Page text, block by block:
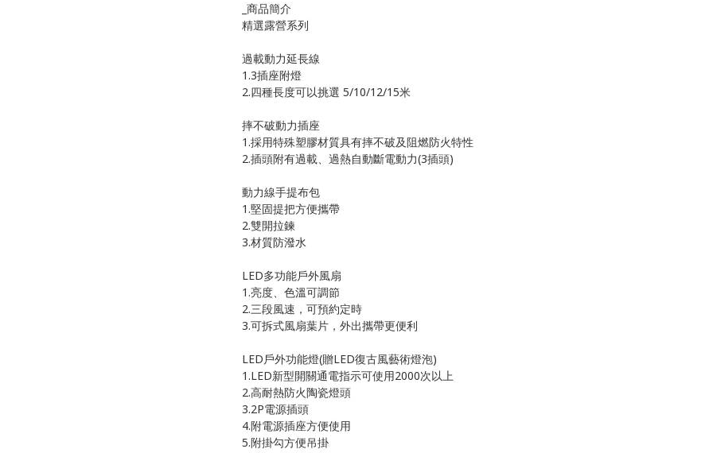
_商品簡介
精選露營系列
過載動力延長線
1.3插座附燈
2.四種長度可以挑選 5/10/12/15米
摔不破動力插座
1.採用特殊塑膠材質具有摔不破及阻燃防火特性
2.插頭附有過載、過熱自動斷電動力(3插頭)
動力線手提布包
1.堅固提把方便攜帶
2.雙開拉鍊
3.材質防潑水
LED多功能戶外風扇
1.亮度、色溫可調節
2.三段風速，可預約定時
3.可拆式風扇葉片，外出攜帶更便利
LED戶外功能燈(贈LED復古風藝術燈泡)
1.LED新型開關通電指示可使用2000次以上
2.高耐熱防火陶瓷燈頭
3.2P電源插頭
4.附電源插座方便使用
5.附掛勾方便吊掛